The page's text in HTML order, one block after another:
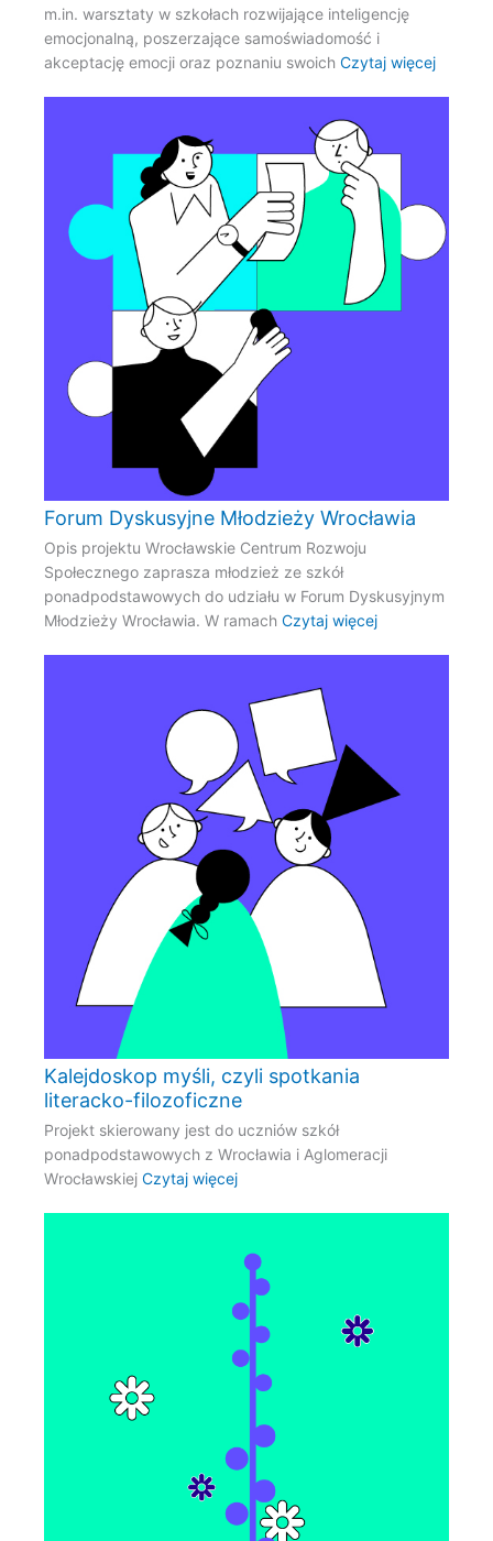
m.in. warsztaty w szkołach rozwijające inteligencję
emocjonalną, poszerzające samoświadomość i
akceptację emocji oraz poznaniu swoichCzytaj więcej
Forum Dyskusyjne Młodzieży Wrocławia
Opis projektu Wrocławskie Centrum Rozwoju
Społecznego zaprasza młodzież ze szkół
ponadpodstawowych do udziału w Forum Dyskusyjnym
Młodzieży Wrocławia. W ramachCzytaj więcej
Kalejdoskop myśli, czyli spotkania
literacko-filozoficzne
Projekt skierowany jest do uczniów szkół
ponadpodstawowych z Wrocławia i Aglomeracji
WrocławskiejCzytaj więcej